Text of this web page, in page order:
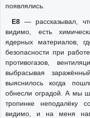
появлялись.
Е8— рассказывал,
видимо, есть
ядерных материалов,
безопасности при
противогазов,
выбрасывая
выяснилось когда
обнесли оградой. А мы
тропинке неподалёку
видимо, и на меня